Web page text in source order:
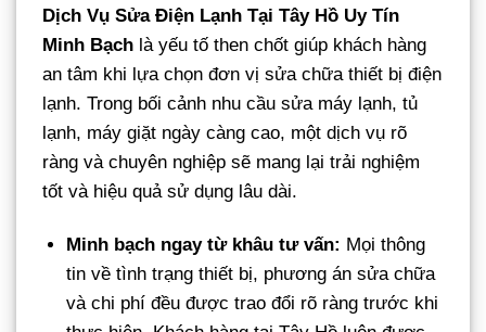
Dịch Vụ Sửa Điện Lạnh Tại Tây Hồ Uy Tín
Minh Bạch là yếu tố then chốt giúp khách hàng
an tâm khi lựa chọn đơn vị sửa chữa thiết bị điện
lạnh. Trong bối cảnh nhu cầu sửa máy lạnh, tủ
lạnh, máy giặt ngày càng cao, một dịch vụ rõ
ràng và chuyên nghiệp sẽ mang lại trải nghiệm
tốt và hiệu quả sử dụng lâu dài.
Minh bạch ngay từ khâu tư vấn: Mọi thông
tin về tình trạng thiết bị, phương án sửa chữa
và chi phí đều được trao đổi rõ ràng trước khi